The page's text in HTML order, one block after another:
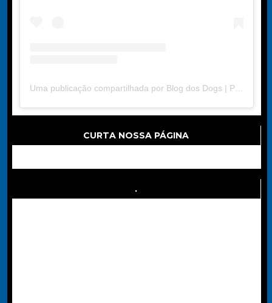
Uma publicação compartilhada por Blog dos Dogs | Portal de Dicas (@blogdosdogs2024)
CURTA NOSSA PÁGINA
.